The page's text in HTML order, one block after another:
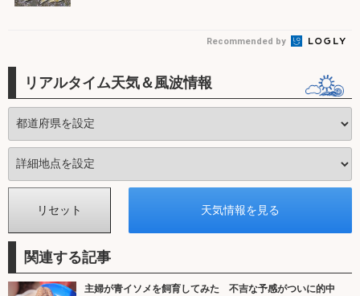
Recommended by
リアルタイム天気＆風波情報
関連する記事
主婦が青イソメを飼育してみた 不吉な予感がついに的中